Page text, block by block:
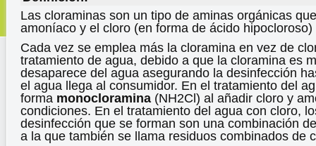
Las cloraminas son un tipo de aminas orgánicas
amoníaco y el cloro (en forma de ácido
Cada vez se emplea más la cloramina en vez de
tratamiento de agua, debido a que la cloramina es
desaparece del agua asegurando la desinfección
el agua llega al consumidor. En el tratamiento del
forma monocloramina (NH2Cl) al añadir cloro y
condiciones. En el tratamiento del agua con cloro,
desinfección que se forman son una combinación
a la que también se llama residuos combinados de